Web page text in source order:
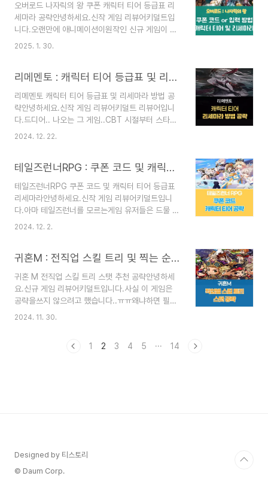
시다면??▽▽▽▽▽▽▽한정 우파루 조합법 보
러 가기!! 우파루 오딧세이 쿠폰 입력 방법우파루 오
딧세이는안드로이드와 IOS에 따라쿠폰 입력 방법
이 다릅니다.하지만 먼저 유저 정보를알아야합니다.
릭.그럼 위의 화면이 나옵니다.닉네임#숫자 형태로
띄어쓰기 없이 모든 닉네임을 복사해줍니다.쿠폰
입..
오버로드 나자릭의 왕 쿠폰 캐릭터 티어 등급표 리
세마라 공략안녕하세요.신작 게임 리뷰어키덜트입
니다.오랜만에 애니메이션이원작인 신규 게임이 오
픈했습니다.바로 오버로드 : 나자릭의 왕입니다.저
죠.기타 게임들은 거의 대부분서비스 종료 및 망했
사실입니다..오버로드는 애니는 꽤나 잼있는데..게
임은 과연 어떨지..??이미 중국에 먼저 오픈했기 때
문에정보는 많이 풀려있으니오늘은 쿠폰, 티어표,
리세마라 등여러가지를 알아보도록 하겠습니다.자,
나자릭의 왕사전예약을 하지 않으셨다면??
▽▽▽▽▽▽오버로드 나자릭의 왕 사전예약 하..
2025. 1. 30.
리메멘토 : 캐릭터 티어 등급표 및 리세마라 방법 공략 (2024년 12월)
리메멘토 캐릭터 티어 등급표 및 리세마라 방법 공
략안녕하세요.신작 게임 리뷰어키덜트 리뷰어입니
다.드디어.. 나오는 그 게임..CBT 시절부터 스타레
일과비슷하다고 비교당하며 조롱을 당한K - 스타레
CBT도 해보고여러 자료도 찾아봤지만..스타레일과
건 그거고..게임 자체는 정말 잘 만들었습니다.그래
서 오늘은 신작 게임의가장 중요한 요소인 리세마라
방법과캐릭터 티어 및 설명을 알아보겠습니다.자,
그럼 포스팅으로 가보실까요??리메멘토의 쿠폰 코
리메멘토 쿠폰 입력하기~~다른 신작 게임의캐릭터
티어표가 궁금하다면?▽▽▽▽▽▽다른 신작..
2024. 12. 22.
테일즈런너RPG : 쿠폰 코드 및 캐릭터 티어 등급표 리세마라 추천 공략 (2024년 12월)
테일즈런너RPG 쿠폰 코드 및 캐릭터 티어 등급표
리세마라안녕하세요.신작 게임 리뷰어키덜트입니
다.아마 테일즈런너를 모르는게임 유저들은 드물 거
라고 생각해요.필자도 플레이는 해보지 않았지만..
유저들이 베타 테스트에서평가가 좋게 나온 게임으
는지?쿠폰은 존재하는지??리세마라를 해야 되는
지??한다면 어떤 캐릭터를 뽑아야 하는지??이 모
든 궁금한 내용을포스팅에서 알아보러 가보실까요?
다른 신규 게임의 쿠폰그리고 티어표, 리세마라 방
게임 쿠폰 및 공략 보러가기!!테일즈런너RPG 쿠폰
2024. 12. 2.
귀혼M : 전직업 스킬 트리 및 찍는 순서 스탯 추천 공략
귀혼 M 전직업 스킬 트리 스탯 추천 공략안녕하세
요.신규 게임 리뷰어키덜트입니다.사실 이 게임은
공략을쓰지 않으려고 했습니다..ㅠㅠ왜냐하면 필자
가 플레이를 해 본 결과정말 추천하기 애매한 게임
난하게 플레이를할 수 있다는 점도 장점이었습니다.
2024. 11. 30.
1 2 3 4 5 ··· 14
Designed by 티스토리
© Daum Corp.